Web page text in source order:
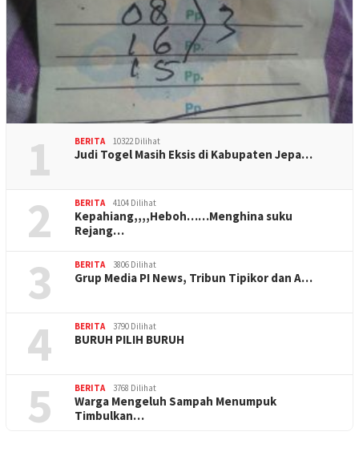
1 BERITA 10322 Dilihat
Judi Togel Masih Eksis di Kabupaten Jepa…
2 BERITA 4104 Dilihat
Kepahiang,,,,Heboh……Menghina suku
Rejang…
3 BERITA 3806 Dilihat
Grup Media PI News, Tribun Tipikor dan A…
4 BERITA 3790 Dilihat
BURUH PILIH BURUH
5 BERITA 3768 Dilihat
Warga Mengeluh Sampah Menumpuk
Timbulkan…